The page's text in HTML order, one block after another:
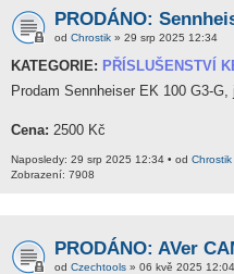
PRODÁNO:
od Chrostik » 29 srp 2025 12:34
KATEGORIE: PŘÍSLUŠENSTVÍ
Prodam Sennheiser EK 100 G3-
Cena: 2500 Kč
Naposledy: 29 srp 2025 12:34 • od Chrostik
Zobrazení: 7908
PRODÁNO: AVer
od Czechtools » 06 kvě 2025 12:04